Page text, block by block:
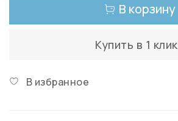
В корзину
Купить в 1 клик
В избранное